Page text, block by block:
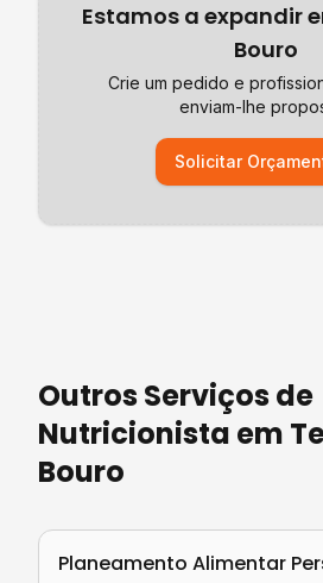
Estamos a expandir
Bouro
Crie um pedido e
enviam-lhe
Solicitar
Outros Serviços de
Nutricionista em
Bouro
Planeamento Alimentar